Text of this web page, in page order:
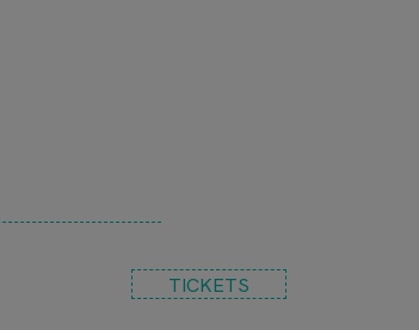
TICKETS